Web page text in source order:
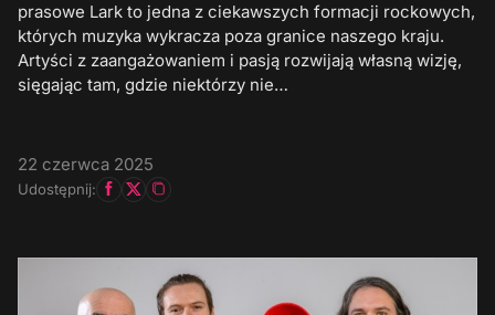
prasowe Lark to jedna z ciekawszych formacji rockowych,
których muzyka wykracza poza granice naszego kraju.
Artyści z zaangażowaniem i pasją rozwijają własną wizję,
sięgając tam, gdzie niektórzy nie…
22 czerwca 2025
Udostępnij: